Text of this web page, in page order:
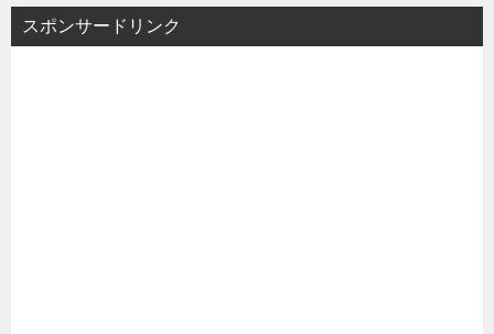
スポンサードリンク